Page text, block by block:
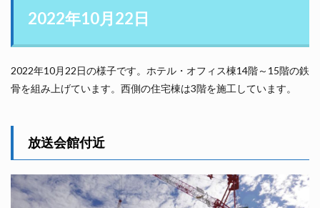
2022年10月22日
2022年10月22日の様子です。ホテル・オフィス棟14階～15階の鉄
骨を組み上げています。西側の住宅棟は3階を施工しています。
放送会館付近